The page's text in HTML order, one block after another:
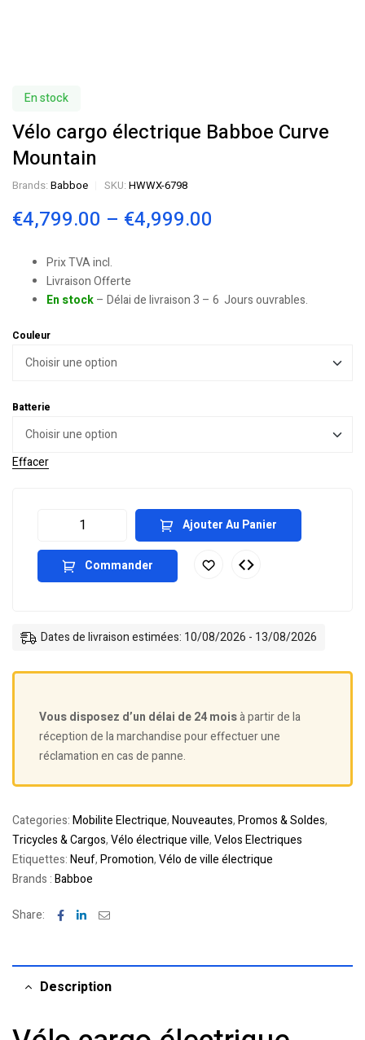
En stock
Vélo cargo électrique Babboe Curve
Mountain
Brands: Babboe SKU: HWWX-6798
€4,799.00 – €4,999.00
Prix TVA incl.
Livraison Offerte
En stock– Délai de livraison 3 – 6 Jours ouvrables.
Couleur
Batterie
Effacer
Ajouter Au Panier
Commander
Dates de livraison estimées: 10/08/2026 - 13/08/2026
Vous disposez d’un délai de 24 moisà partir de la
réception de la marchandise pour effectuer une
réclamation en cas de panne.
Categories:Mobilite Electrique,Nouveautes,Promos & Soldes,
Tricycles & Cargos,Vélo électrique ville,Velos Electriques
Etiquettes:Neuf,Promotion,Vélo de ville électrique
Brands :Babboe
Share: Facebook
LinkedinEmail
Description